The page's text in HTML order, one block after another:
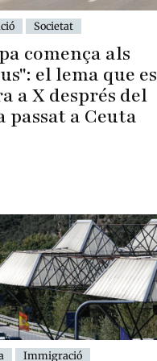
Societat
comença als
el lema que es
a X després del
passat a Ceuta
Immigració